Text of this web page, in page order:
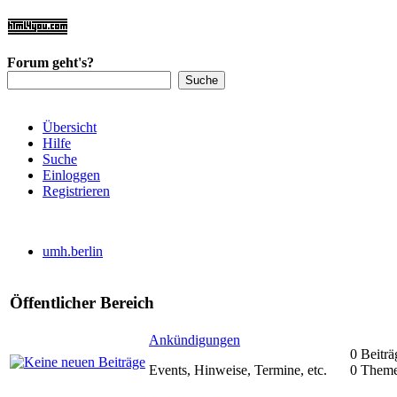
Forum geht's?
Übersicht
Hilfe
Suche
Einloggen
Registrieren
umh.berlin
Öffentlicher Bereich
Ankündigungen
Events, Hinweise, Termine, etc.
0
0